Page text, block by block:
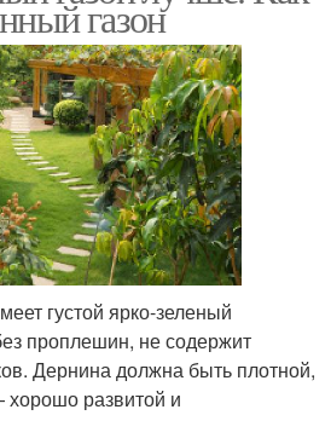
газон
густой ярко-зеленый
проплешин, не содержит
Дернина должна быть плотной,
развитой и